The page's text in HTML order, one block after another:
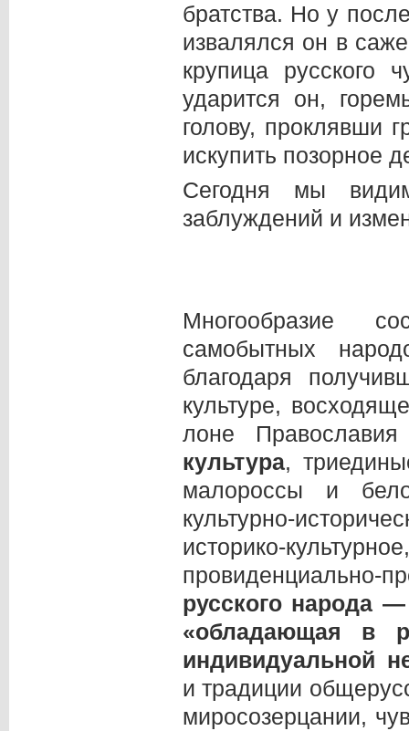
братства. Но у
извалялся он в
крупица русского
ударится он,
голову, проклявши
искупить позорное
Сегодня мы
заблуждений и
Многообразие
самобытных
благодаря
культуре,
лоне
культура,
малороссы и
культурно-
историко-
провиденциально-
русского народа
«обладающая в
индивидуальной
и традиции
миросозерцании,